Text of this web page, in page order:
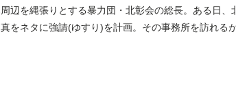
辺を縄張りとする暴力団・北彰会の総長。ある日
をネタに強請(ゆすり)を計画。その事務所を訪れる